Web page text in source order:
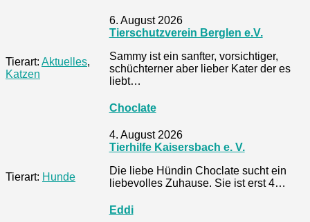
Tierart: Aktuelles,
Katzen
6. August 2026
Tierschutzverein Berglen e.V.
Sammy ist ein sanfter, vorsichtiger,
schüchterner aber lieber Kater der es
liebt…
Tierart: Hunde
Choclate
4. August 2026
Tierhilfe Kaisersbach e. V.
Die liebe Hündin Choclate sucht ein
liebevolles Zuhause. Sie ist erst 4…
Eddi